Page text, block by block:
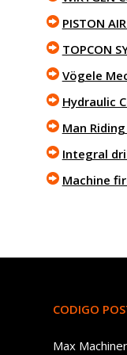
PISTON
TOPCON
Vögele
Hydraulic
Man
Integral
Machine
CODIGO
Max